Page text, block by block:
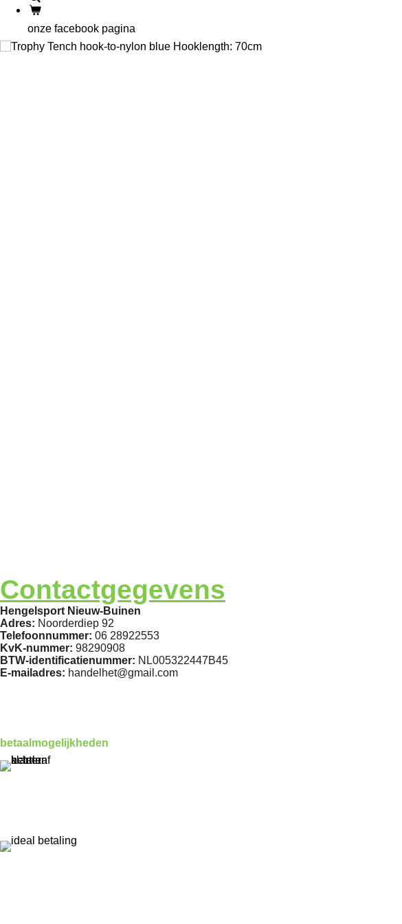
onze facebook pagina
Contactgegevens
Hengelsport Nieuw-Buinen
Adres: Noorderdiep 92
Telefoonnummer: 06 28922553
KvK-nummer: 98290908
BTW-identificatienummer: NL005322447B45
E-mailadres: handelhet@gmail.com
betaalmogelijkheden